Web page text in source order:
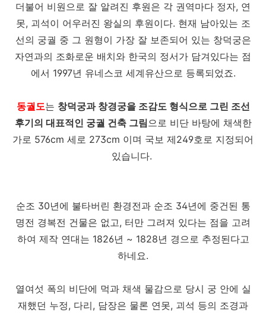
더불어 비원으로 잘 알려진 후원은 각 권역마다 정자, 연
못, 괴석이 어우러진 왕실의 후원이다. 현재 남아있는 조
선의 궁궐 중 그 원형이 가장 잘 보존되어 있는 창덕궁은
자연과의 조화로운 배치와 한국의 정서가 담겨있다는 점
에서 1997년 유네스코 세계유산으로 등록되었죠.
동궐도는 창덕궁과 창경궁을 조감도 형식으로 그린 조선
후기의 대표적인 궁궐 건축 그림으로 비단 바탕에 채색한
가로 576cm 세로 273cm 이며 국보 제249호로 지정되어
있습니다.
순조 30년에 불타버린 환경전과 순조 34년에 중건된 통
명전 경복전 건물은 없고, 터만 그려져 있다는 점을 고려
하여 제작 연대는 1826년 ~ 1828년 경으로 추정된다고
하네요.
열여섯 폭의 비단에 먹과 채색 물감으로 당시 궁 안에 실
재했던 누정, 다리, 담장은 물론 연못, 괴석 등의 조경과